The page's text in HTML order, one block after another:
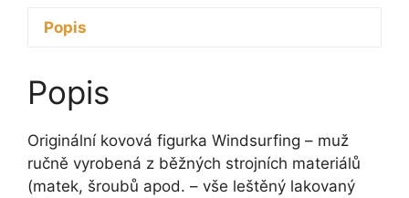
Popis
Popis
Originální kovová figurka Windsurfing – muž
ručně vyrobená z běžných strojních materiálů
(matek, šroubů apod. – vše leštěný lakovaný